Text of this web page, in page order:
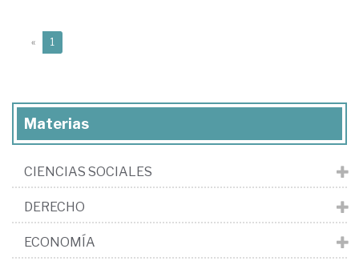
« 1
Materias
CIENCIAS SOCIALES
DERECHO
ECONOMÍA